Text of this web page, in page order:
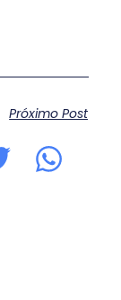
Próximo Post